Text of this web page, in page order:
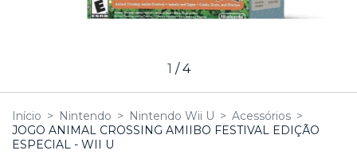
1 /4
Início > Nintendo > Nintendo Wii U > Acessórios >
JOGO ANIMAL CROSSING AMIIBO FESTIVAL EDIÇÃO
ESPECIAL - WII U